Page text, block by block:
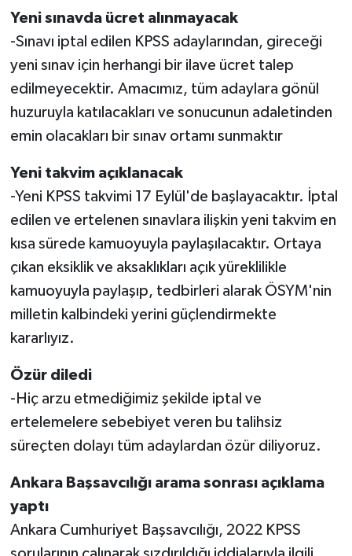
Yeni sınavda ücret alınmayacak
-Sınavı iptal edilen KPSS adaylarından, gireceği
yeni sınav için herhangi bir ilave ücret talep
edilmeyecektir. Amacımız, tüm adaylara gönül
huzuruyla katılacakları ve sonucunun adaletinden
emin olacakları bir sınav ortamı sunmaktır
Yeni takvim açıklanacak
-Yeni KPSS takvimi 17 Eylül'de başlayacaktır. İptal
edilen ve ertelenen sınavlara ilişkin yeni takvim en
kısa sürede kamuoyuyla paylaşılacaktır. Ortaya
çıkan eksiklik ve aksaklıkları açık yüreklilikle
kamuoyuyla paylaşıp, tedbirleri alarak ÖSYM'nin
milletin kalbindeki yerini güçlendirmekte
kararlıyız.
Özür diledi
-Hiç arzu etmediğimiz şekilde iptal ve
ertelemelere sebebiyet veren bu talihsiz
süreçten dolayı tüm adaylardan özür diliyoruz.
Ankara Başsavcılığı arama sonrası açıklama
yaptı
Ankara Cumhuriyet Başsavcılığı, 2022 KPSS
TARİH
Genel
Politika
YEREL
BÖLGEDEN
BİLİM TEKNOLOJİ
SEÇİM 2015
ÇEVRE
BİLİM VE TEKNOLOJİ
YARIŞMALAR
HABERDE İNSAN